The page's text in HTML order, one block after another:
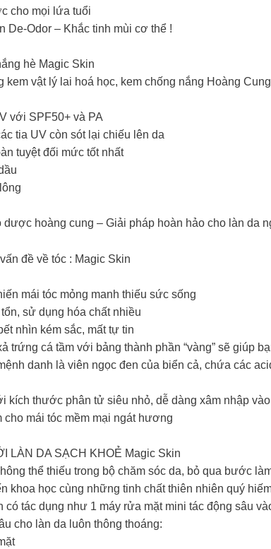
cho mọi lứa tuổi
De-Odor – Khắc tinh mùi cơ thể !
hè Magic Skin
vật lý lai hoá học, kem chống nắng Hoàng
với SPF50+ và PA
tia UV còn sót lại chiếu lên da
tuyệt đối mức tốt nhất
dược hoàng cung – Giải pháp hoàn hảo cho làn da
đề về tóc : Magic Skin
mái tóc mỏng manh thiếu sức sống
sử dụng hóa chất nhiều
nhìn kém sắc, mất tự tin
trứng cá tầm với bảng thành phần “vàng” sẽ giúp
danh là viên ngọc đen của biển cả, chứa các
kích thước phân tử siêu nhỏ, dễ dàng xâm nhập
cho mái tóc mềm mại ngát hương
LÀN DA SẠCH KHOẺ Magic Skin
thể thiếu trong bộ chăm sóc da, bỏ qua bước
khoa học cùng những tinh chất thiên nhiên quý
có tác dụng như 1 máy rửa mặt mini tác động sâu
cho làn da luôn thông thoáng: